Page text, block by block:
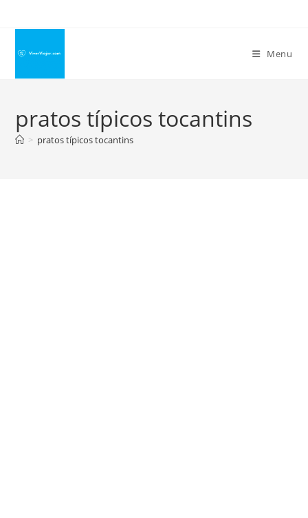
conteúdo
Menu
pratos típicos tocantins
> pratos típicos tocantins